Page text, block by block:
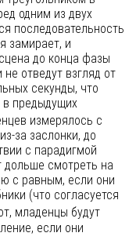
одним из двух
последовательность
замирает, и
до конца фазы
отведут взгляд от
секунды, что
в предыдущих
измерялось с
за заслонки, до
с парадигмой
смотреть на
с равным, если они
(что согласуется
младенцы будут
если они